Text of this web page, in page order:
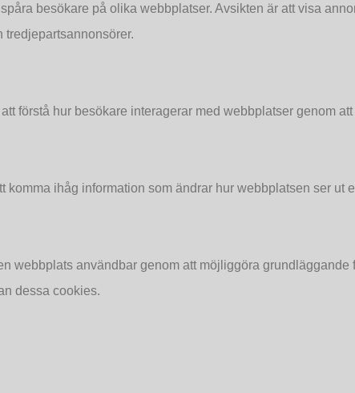
besökare på olika webbplatser. Avsikten är att visa
tredjepartsannonsörer.
förstå hur besökare interagerar med webbplatser genom
komma ihåg information som ändrar hur webbplatsen ser
webbplats användbar genom att möjliggöra
dessa cookies.